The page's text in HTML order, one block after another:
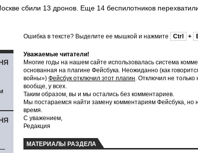
сбили 13 дронов. Еще 14 беспилотников
Ошибка в тексте? Выделите ее мышкой и нажмите Ctrl +
Уважаемые читатели!
Многие годы на нашем сайте использовалась система
основанная на плагине Фейсбука. Неожиданно (как
войны») Фейсбук отключил этот плагин. Отключил не
вообще, у всех.
Таким образом, вы и мы остались без комментариев.
Мы постараемся найти замену комментариям Фейсбука, но
время.
С уважением,
Редакция
МАТЕРИАЛЫ РАЗДЕЛА